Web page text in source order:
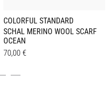
COLORFUL STANDARD
SCHAL MERINO WOOL SCARF
OCEAN
70,00 €